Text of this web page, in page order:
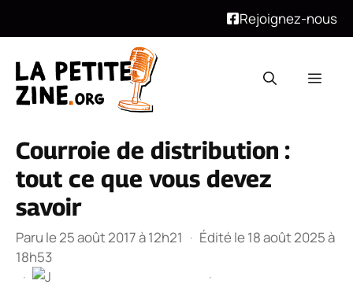
Rejoignez-nous
contenu
Courroie de distribution :
tout ce que vous devez
savoir
Paru le 25 août 2017 à 12h21 · Édité le 18 août 2025 à
18h53
·
·